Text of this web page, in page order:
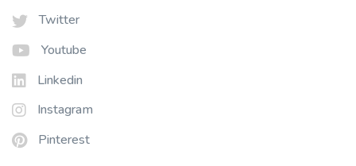
Twitter
Youtube
Linkedin
Instagram
Pinterest